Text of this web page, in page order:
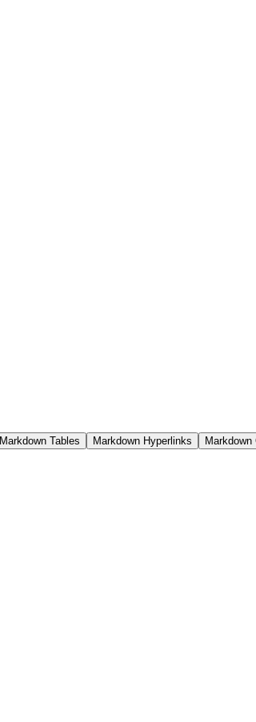
Markdown Tables Markdown Hyperlinks